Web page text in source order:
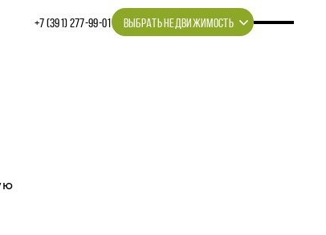
+7 (391) 277‒99‒01 ВЫБРАТЬ НЕДВИЖИМОСТЬ